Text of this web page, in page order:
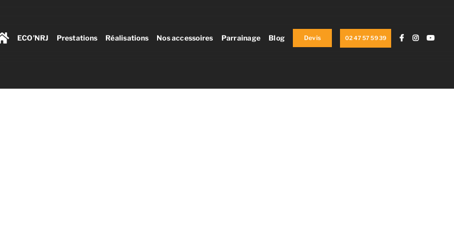
ECO’NRJ Prestations Réalisations Nos accessoires Parrainage Blog Devis 02 47 57 59 39